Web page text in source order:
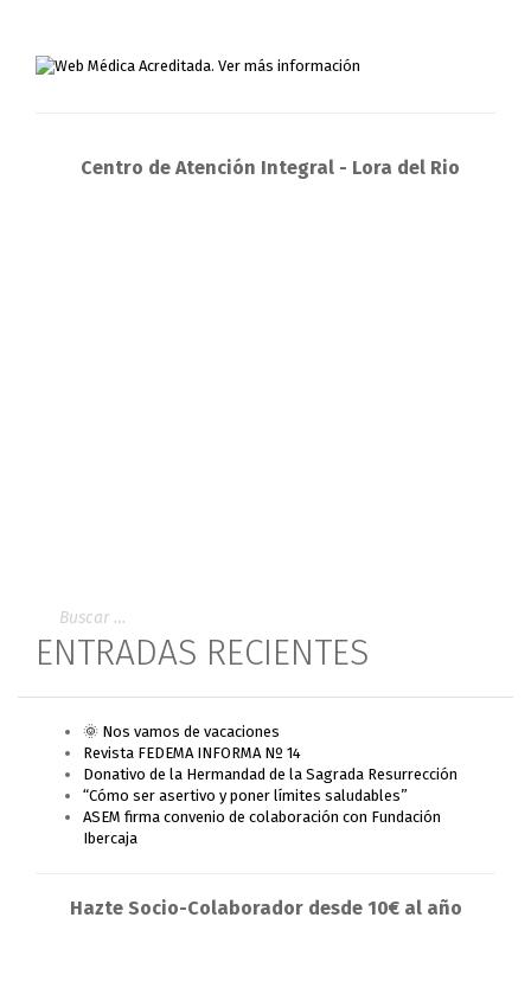
Centro de Atención Integral - Lora del Rio
ENTRADAS RECIENTES
🌞 Nos vamos de vacaciones
Revista FEDEMA INFORMA Nº 14
Donativo de la Hermandad de la Sagrada Resurrección
“Cómo ser asertivo y poner límites saludables”
ASEM firma convenio de colaboración con Fundación
Ibercaja
Hazte Socio-Colaborador desde 10€ al año